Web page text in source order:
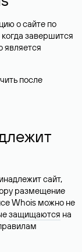
о сайте по
завершится
является
после
сайт,
размещение
Whois можно не
защищаются на